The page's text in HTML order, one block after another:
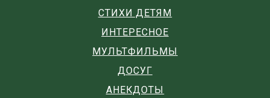
СТИХИ ДЕТЯМ
ИНТЕРЕСНОЕ
МУЛЬТФИЛЬМЫ
ДОСУГ
АНЕКДОТЫ